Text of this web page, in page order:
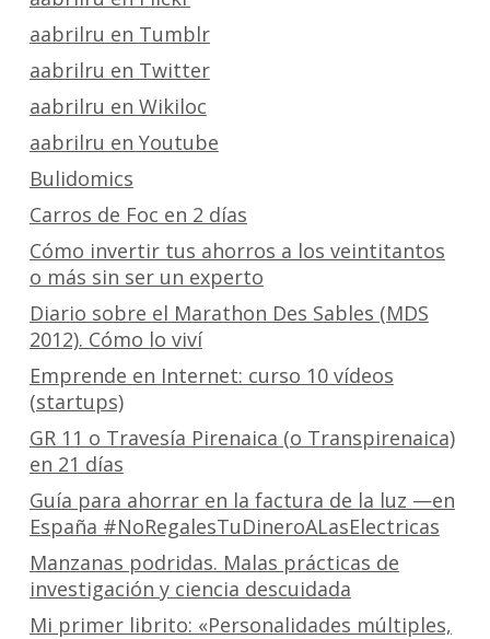
aabrilru en Tumblr
aabrilru en Twitter
aabrilru en Wikiloc
aabrilru en Youtube
Bulidomics
Carros de Foc en 2 días
Cómo invertir tus ahorros a los veintitantos
o más sin ser un experto
Diario sobre el Marathon Des Sables (MDS
2012). Cómo lo viví
Emprende en Internet: curso 10 vídeos
(startups)
GR 11 o Travesía Pirenaica (o Transpirenaica)
en 21 días
Guía para ahorrar en la factura de la luz —en
España #NoRegalesTuDineroALasElectricas
Manzanas podridas. Malas prácticas de
investigación y ciencia descuidada
Mi primer librito: «Personalidades múltiples,